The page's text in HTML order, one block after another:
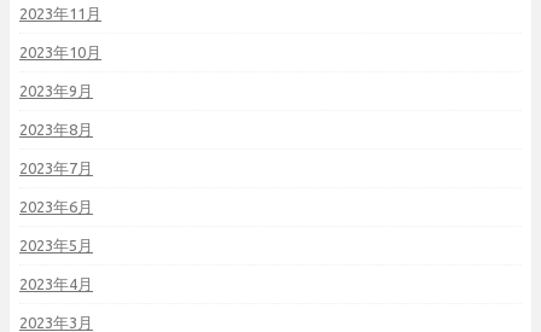
2023年11月
2023年10月
2023年9月
2023年8月
2023年7月
2023年6月
2023年5月
2023年4月
2023年3月